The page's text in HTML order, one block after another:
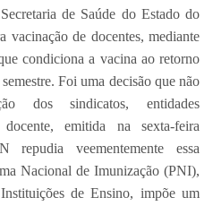
de Saúde do Estado do
vacinação de docentes, mediante
condiciona a vacina ao retorno
Foi uma decisão que não
dos sindicatos, entidades
emitida na sexta-feira
repudia veementemente essa
Nacional de Imunização (PNI),
de Ensino, impõe um